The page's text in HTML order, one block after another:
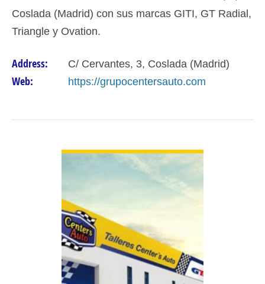
Coslada (Madrid) con sus marcas GITI, GT Radial,
Triangle y Ovation.
Address: C/ Cervantes, 3, Coslada (Madrid)
Web: https://grupocentersauto.com